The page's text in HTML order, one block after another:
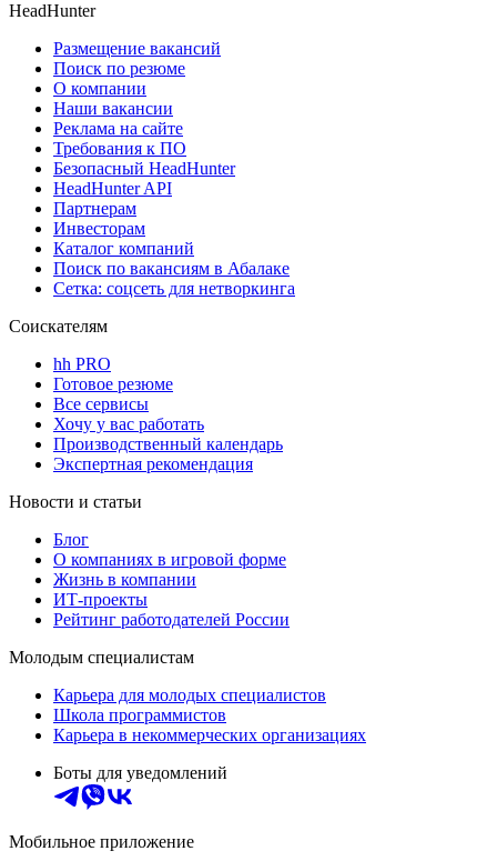
HeadHunter
Размещение вакансий
Поиск по резюме
О компании
Наши вакансии
Реклама на сайте
Требования к ПО
Безопасный HeadHunter
HeadHunter API
Партнерам
Инвесторам
Каталог компаний
Поиск по вакансиям в Абалаке
Сетка: соцсеть для нетворкинга
Соискателям
hh PRO
Готовое резюме
Все сервисы
Хочу у вас работать
Производственный календарь
Экспертная рекомендация
Новости и статьи
Блог
О компаниях в игровой форме
Жизнь в компании
ИТ-проекты
Рейтинг работодателей России
Молодым специалистам
Карьера для молодых специалистов
Школа программистов
Карьера в некоммерческих организациях
Боты для уведомлений
Мобильное приложение